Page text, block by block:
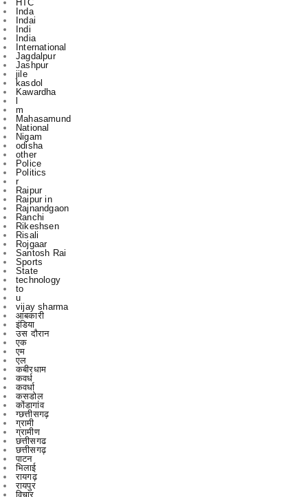
International
Jagdalpur
Jashpur
jile
kasdol
Kawardha
l
m
Mahasamund
National
Nigam
odisha
other
Police
Politics
r
Raipur
Raipur in
Rajnandgaon
Ranchi
Rikeshsen
Risali
Rojgaar
Santosh Rai
Sports
State
technology
to
u
vijay sharma
आबकारी
इंडिया
उस दौरान
एक
एम
एल
कबीरधाम
कवर्ध
कवर्धा
कसडोल
कोंडागांव
ग्छत्तीसगढ़
ग्रामी
ग्रामीण
छत्तीसगढ
छत्तीसगढ़
पाटन
भिलाई
रायगढ़
रायपुर
विचार
विचार मंथन
विचारमंथन
शहर
शहरChhattisgarrh